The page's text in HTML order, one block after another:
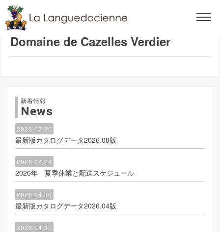
2023.10.18
Domaine de Cazelles Verdier
新着情報
News
2026.07.30
最新版カタログデータ2026.08版
2026.06.24
2026年 夏季休業と配送スケジュール
2026.04.30
最新版カタログデータ2026.04版
2026.04.30